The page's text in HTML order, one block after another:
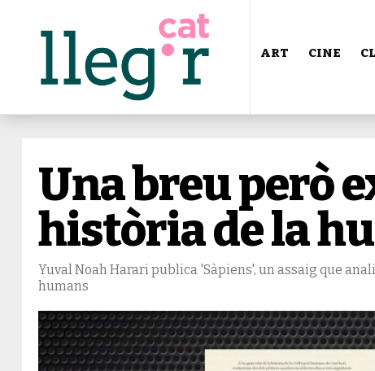
ART CINE
Una breu però
història de la
Yuval Noah Harari publica 'Sàpiens', un assaig que
humans